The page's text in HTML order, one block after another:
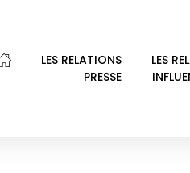
LES RELATIONS
PRESSE
LES